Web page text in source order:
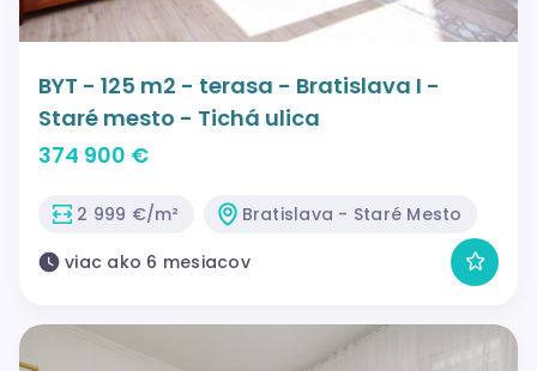
BYT - 125 m2 - terasa - Bratislava I -
Staré mesto - Tichá ulica
374 900 €
2 999 €/m²
Bratislava - Staré Mesto
viac ako 6 mesiacov